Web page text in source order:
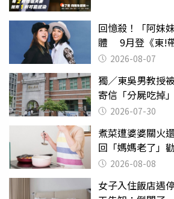
回憶殺！「阿妹
體 9月登《東!
2026-08-07
獨／東吳男教授
寄信「分屍吃掉
關 2026-07-30
煮菜遭婆婆關火
回「媽媽老了」
崩潰：我像台傭
2026-08-08
女子入住飯店遇